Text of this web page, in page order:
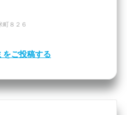
町８２６
をご投稿する